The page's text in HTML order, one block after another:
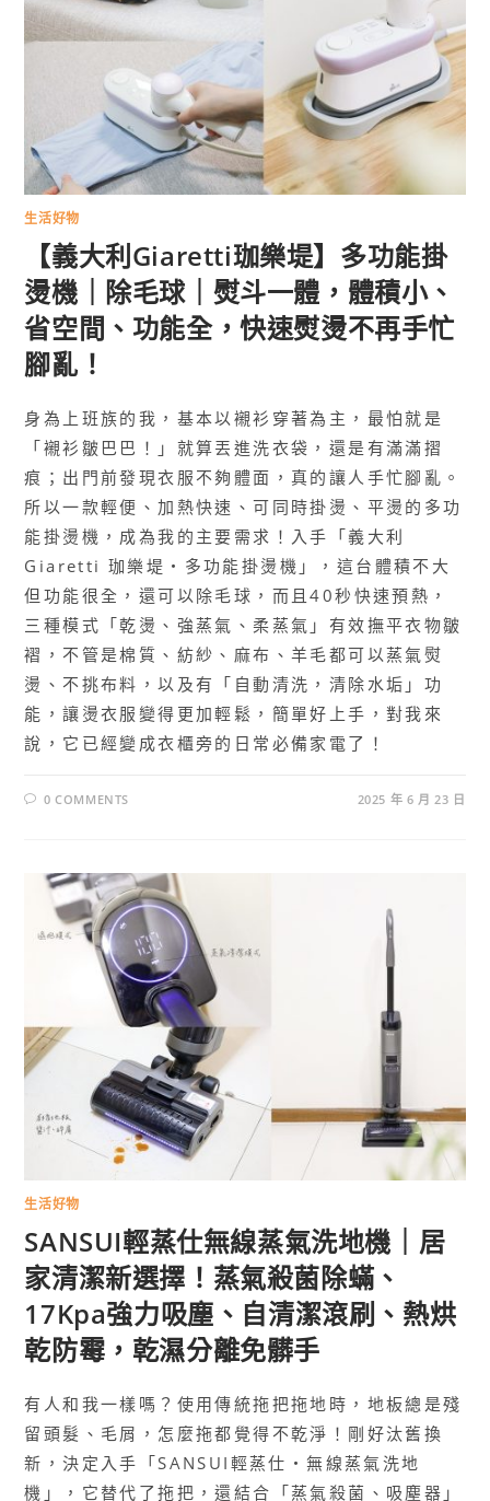
生活好物
【義大利Giaretti珈樂堤】多功能掛
燙機｜除毛球｜熨斗一體，體積小、
省空間、功能全，快速熨燙不再手忙
腳亂！
身為上班族的我，基本以襯衫穿著為主，最怕就是
「襯衫皺巴巴！」就算丟進洗衣袋，還是有滿滿摺
痕；出門前發現衣服不夠體面，真的讓人手忙腳亂。
所以一款輕便、加熱快速、可同時掛燙、平燙的多功
能掛燙機，成為我的主要需求！入手「義大利
Giaretti 珈樂堤・多功能掛燙機」，這台體積不大
但功能很全，還可以除毛球，而且40秒快速預熱，
三種模式「乾燙、強蒸氣、柔蒸氣」有效撫平衣物皺
褶，不管是棉質、紡紗、麻布、羊毛都可以蒸氣熨
燙、不挑布料，以及有「自動清洗，清除水垢」功
能，讓燙衣服變得更加輕鬆，簡單好上手，對我來
說，它已經變成衣櫃旁的日常必備家電了！
0 COMMENTS 2025 年 6 月 23 日
生活好物
SANSUI輕蒸仕無線蒸氣洗地機｜居
家清潔新選擇！蒸氣殺菌除蟎、
17Kpa強力吸塵、自清潔滾刷、熱烘
乾防霉，乾濕分離免髒手
有人和我一樣嗎？使用傳統拖把拖地時，地板總是殘
留頭髮、毛屑，怎麼拖都覺得不乾淨！剛好汰舊換
新，決定入手「SANSUI輕蒸仕・無線蒸氣洗地
機」，它替代了拖把，還結合「蒸氣殺菌、吸塵器」